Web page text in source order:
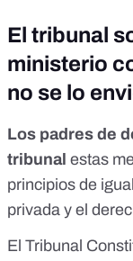
El tribunal
ministerio
no se lo
Los padres de
tribunal estas
principios de
privada y el
El Tribunal